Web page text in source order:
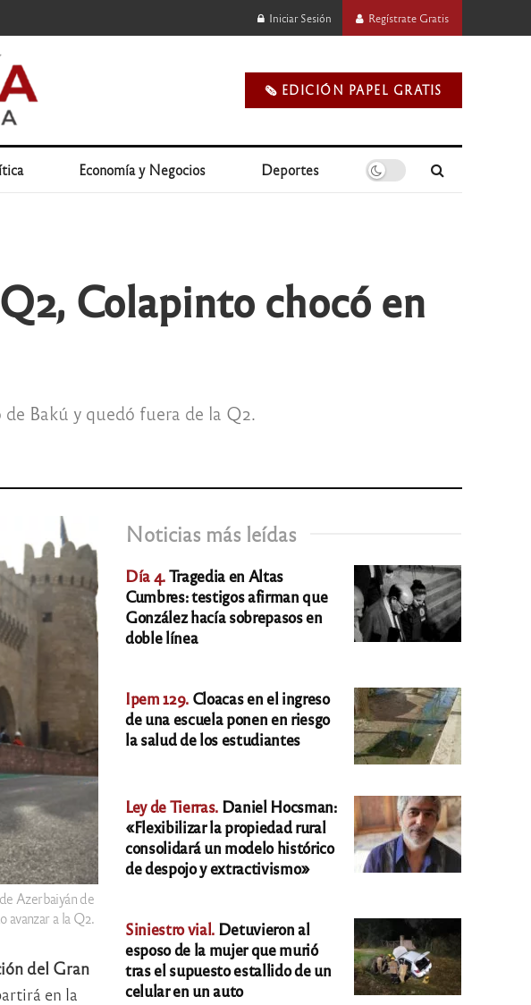
Iniciar Sesión Regístrate Gratis
🗞️ EDICIÓN PAPEL GRATIS
Economía y Negocios Deportes
Colapinto chocó en
Bakú y quedó fuera de la Q2.
Azerbaiyán de
avanzar a la Q2.
del Gran
en la
Noticias más leídas
Día 4.Tragedia en Altas
Cumbres: testigos afirman que
González hacía sobrepasos en
doble línea
Ipem 129. Cloacas en el ingreso
de una escuela ponen en riesgo
la salud de los estudiantes
Ley de Tierras. Daniel Hocsman:
«Flexibilizar la propiedad rural
consolidará un modelo histórico
de despojo y extractivismo»
Siniestro vial. Detuvieron al
esposo de la mujer que murió
tras el supuesto estallido de un
celular en un auto